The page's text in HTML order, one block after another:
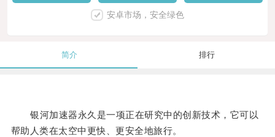
安卓市场，安全绿色
简介 排行
银河加速器永久是一项正在研究中的创新技术，它可以
帮助人类在太空中更快、更安全地旅行。